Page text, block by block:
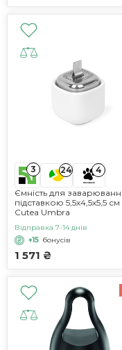
3 24 4
Ємність для
підставкою 5,5х4,5х5,5 см
Cutea Umbra
1 571 ₴
Відправка 7-14 днів
+15 бонусів